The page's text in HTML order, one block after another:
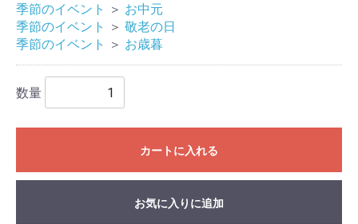
季節のイベント
＞ お中元
季節のイベント
＞ 敬老の日
季節のイベント
＞ お歳暮
数量
カートに入れる
お気に入りに追加